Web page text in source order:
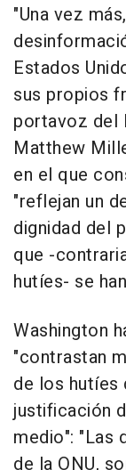
"Una vez
Estados
sus propios
portavoz del
Matthew
en el que
"reflejan un
dignidad del
que -
hutíes- se
Washington
"contrastan
de los hutíes
justificación
medio": "Las
de la ONU,